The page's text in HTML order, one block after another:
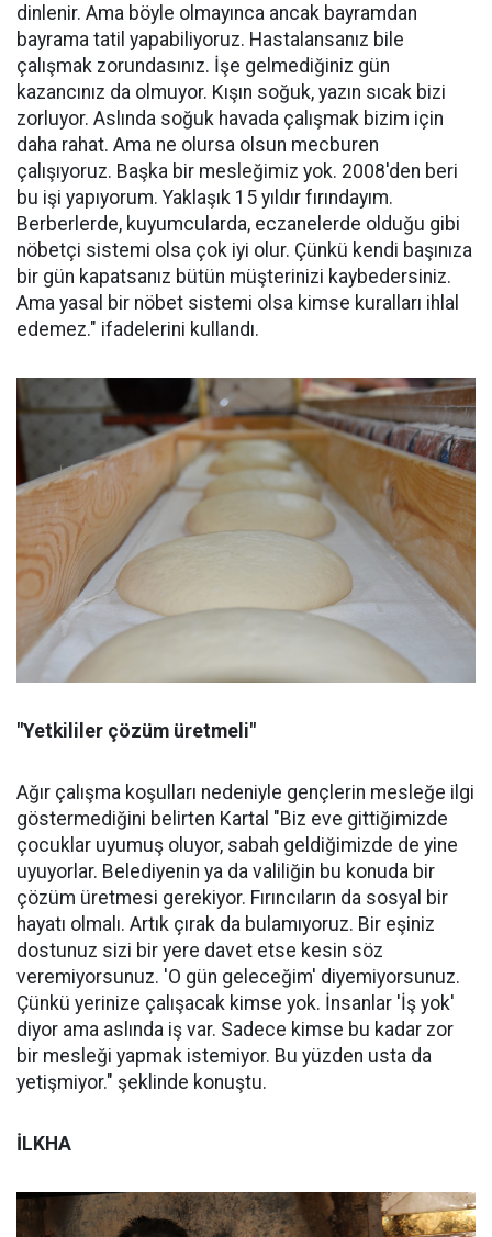
dinlenir. Ama böyle olmayınca ancak bayramdan
bayrama tatil yapabiliyoruz. Hastalansanız bile
çalışmak zorundasınız. İşe gelmediğiniz gün
kazancınız da olmuyor. Kışın soğuk, yazın sıcak bizi
zorluyor. Aslında soğuk havada çalışmak bizim için
daha rahat. Ama ne olursa olsun mecburen
çalışıyoruz. Başka bir mesleğimiz yok. 2008'den beri
bu işi yapıyorum. Yaklaşık 15 yıldır fırındayım.
Berberlerde, kuyumcularda, eczanelerde olduğu gibi
nöbetçi sistemi olsa çok iyi olur. Çünkü kendi başınıza
bir gün kapatsanız bütün müşterinizi kaybedersiniz.
Ama yasal bir nöbet sistemi olsa kimse kuralları ihlal
edemez." ifadelerini kullandı.
"Yetkililer çözüm üretmeli"
Ağır çalışma koşulları nedeniyle gençlerin mesleğe ilgi
göstermediğini belirten Kartal "Biz eve gittiğimizde
çocuklar uyumuş oluyor, sabah geldiğimizde de yine
uyuyorlar. Belediyenin ya da valiliğin bu konuda bir
çözüm üretmesi gerekiyor. Fırıncıların da sosyal bir
hayatı olmalı. Artık çırak da bulamıyoruz. Bir eşiniz
dostunuz sizi bir yere davet etse kesin söz
veremiyorsunuz. 'O gün geleceğim' diyemiyorsunuz.
Çünkü yerinize çalışacak kimse yok. İnsanlar 'İş yok'
diyor ama aslında iş var. Sadece kimse bu kadar zor
bir mesleği yapmak istemiyor. Bu yüzden usta da
yetişmiyor." şeklinde konuştu.
İLKHA